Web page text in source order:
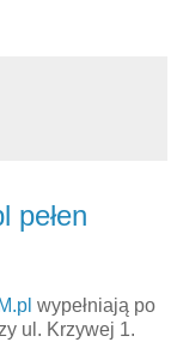
pełen
wypełniają po
ul. Krzywej 1.